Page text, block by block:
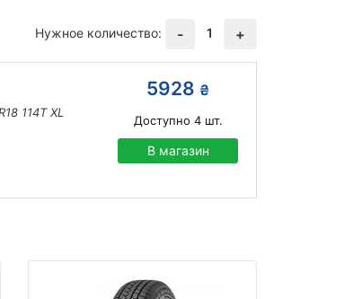
Нужное количество: - 1 +
114T XL
5928 ₴
Доступно 4шт.
В магазин